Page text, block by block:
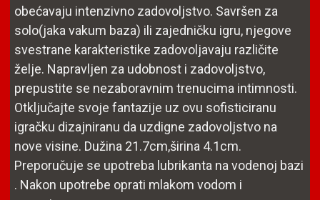
obećavaju intenzivno zadovoljstvo. Savršen za
solo(jaka vakum baza) ili zajedničku igru, njegove
svestrane karakteristike zadovoljavaju različite
želje. Napravljen za udobnost i zadovoljstvo,
prepustite se nezaboravnim trenucima intimnosti.
Otključajte svoje fantazije uz ovu sofisticiranu
igračku dizajniranu da uzdigne zadovoljstvo na
nove visine. Dužina 21.7cm,širina 4.1cm.
Preporučuje se upotreba lubrikanta na vodenoj bazi
. Nakon upotrebe oprati mlakom vodom i